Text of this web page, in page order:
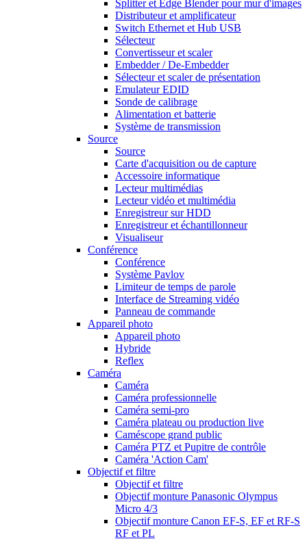
Splitter et Edge Blender pour mur d'images
Distributeur et amplificateur
Switch Ethernet et Hub USB
Sélecteur
Convertisseur et scaler
Embedder / De-Embedder
Sélecteur et scaler de présentation
Emulateur EDID
Sonde de calibrage
Alimentation et batterie
Système de transmission
Source
Source
Carte d'acquisition ou de capture
Accessoire informatique
Lecteur multimédias
Lecteur vidéo et multimédia
Enregistreur sur HDD
Enregistreur et échantillonneur
Visualiseur
Conférence
Conférence
Système Pavlov
Limiteur de temps de parole
Interface de Streaming vidéo
Panneau de commande
Appareil photo
Appareil photo
Hybride
Reflex
Caméra
Caméra
Caméra professionnelle
Caméra semi-pro
Caméra plateau ou production live
Caméscope grand public
Caméra PTZ et Pupitre de contrôle
Caméra 'Action Cam'
Objectif et filtre
Objectif et filtre
Objectif monture Panasonic Olympus
Micro 4/3
Objectif monture Canon EF-S, EF et RF-S
RF et PL